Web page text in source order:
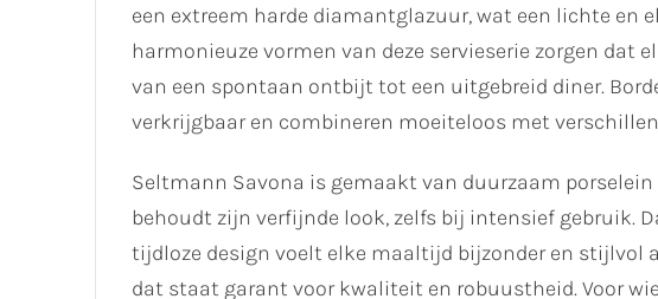
een extreem harde diamantglazuur, wat een lichte en
harmonieuze vormen van deze servieserie zorgen dat
van een spontaan ontbijt tot een uitgebreid diner.
verkrijgbaar en combineren moeiteloos met
Seltmann Savona is gemaakt van duurzaam
behoudt zijn verfijnde look, zelfs bij intensief gebruik.
tijdloze design voelt elke maaltijd bijzonder en stijlvol
dat staat garant voor kwaliteit en robuustheid. Voor